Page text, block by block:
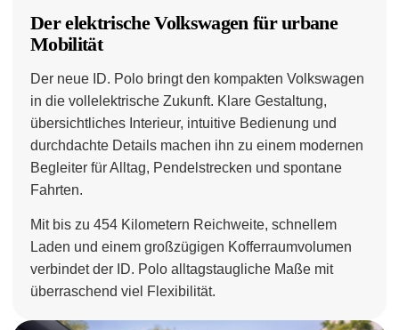
Der elektrische Volkswagen für urbane
Mobilität
Der neue ID. Polo bringt den kompakten Volkswagen
in die vollelektrische Zukunft. Klare Gestaltung,
übersichtliches Interieur, intuitive Bedienung und
durchdachte Details machen ihn zu einem modernen
Begleiter für Alltag, Pendelstrecken und spontane
Fahrten.
Mit bis zu 454 Kilometern Reichweite, schnellem
Laden und einem großzügigen Kofferraumvolumen
verbindet der ID. Polo alltagstaugliche Maße mit
überraschend viel Flexibilität.